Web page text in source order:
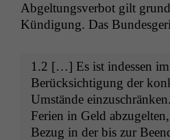
Abgel­tungsver­bot gilt
Kündi­gung. Das
1.2 […] Es ist indessen
Berück­sich­ti­gung der
Umstände
Ferien in Geld
Bezug in der bis zur